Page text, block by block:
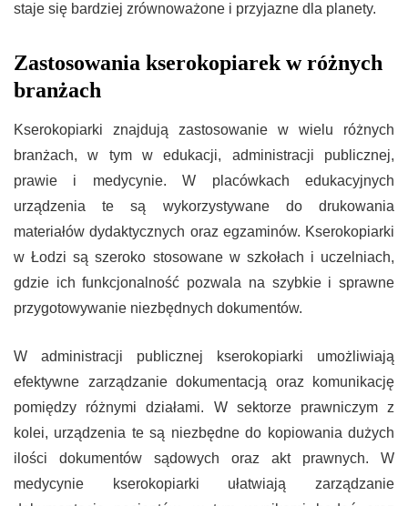
staje się bardziej zrównoważone i przyjazne dla planety.
Zastosowania kserokopiarek w różnych
branżach
Kserokopiarki znajdują zastosowanie w wielu różnych
branżach, w tym w edukacji, administracji publicznej,
prawie i medycynie. W placówkach edukacyjnych
urządzenia te są wykorzystywane do drukowania
materiałów dydaktycznych oraz egzaminów. Kserokopiarki
w Łodzi są szeroko stosowane w szkołach i uczelniach,
gdzie ich funkcjonalność pozwala na szybkie i sprawne
przygotowywanie niezbędnych dokumentów.
W administracji publicznej kserokopiarki umożliwiają
efektywne zarządzanie dokumentacją oraz komunikację
pomiędzy różnymi działami. W sektorze prawniczym z
kolei, urządzenia te są niezbędne do kopiowania dużych
ilości dokumentów sądowych oraz akt prawnych. W
medycynie kserokopiarki ułatwiają zarządzanie